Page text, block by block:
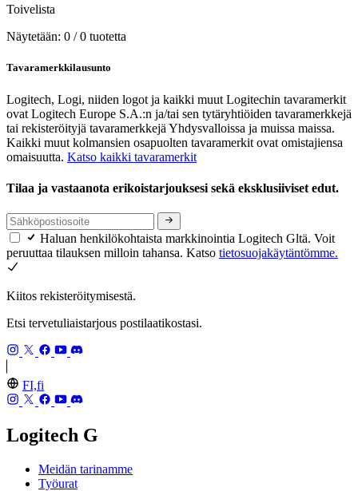
Toivelista
Näytetään: 0 / 0 tuotetta
Tavaramerkkilausunto
Logitech, Logi, niiden logot ja kaikki muut Logitechin tavaramerkit
ovat Logitech Europe S.A.:n ja/tai sen tytäryhtiöiden tavaramerkkejä
tai rekisteröityjä tavaramerkkejä Yhdysvalloissa ja muissa maissa.
Kaikki muut kolmansien osapuolten tavaramerkit ovat omistajiensa
omaisuutta. Katso kaikki tavaramerkit
Tilaa ja vastaanota erikoistarjouksesi sekä eksklusiiviset edut.
Haluan henkilökohtaista markkinointia Logitech Gltä. Voit
peruuttaa tilauksen milloin tahansa. Katso tietosuojakäytäntömme.
Kiitos rekisteröitymisestä.
Etsi tervetuliaistarjous postilaatikostasi.
FI,fi
Logitech G
Meidän tarinamme
Työurat